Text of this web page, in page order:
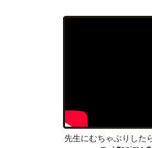
先生にむちゃぶりした